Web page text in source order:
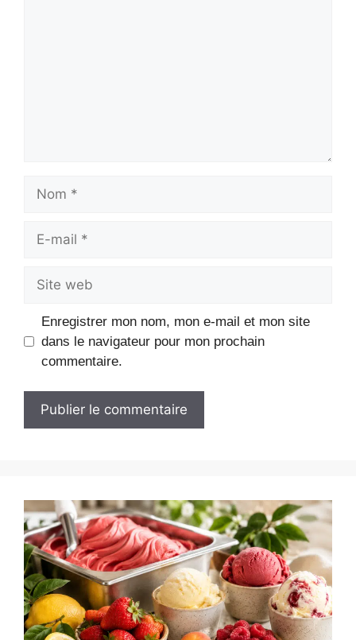
web
Enregistrer mon nom, mon e-mail et mon site
dans le navigateur pour mon prochain
commentaire.